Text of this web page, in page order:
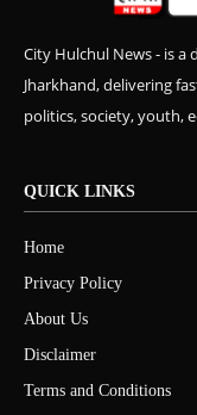
City Hulchul News - is a
Jharkhand, delivering
politics, society, youth,
QUICK LINKS
Home
Privacy Policy
About Us
Disclaimer
Terms and Conditions